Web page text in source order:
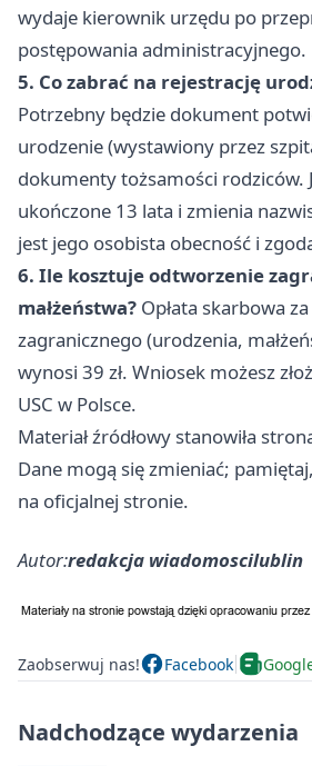
wydaje kierownik urzędu po
postępowania administracyjnego.
5. Co zabrać na rejestrację
Potrzebny będzie dokument
urodzenie (wystawiony przez
dokumenty tożsamości rodziców.
ukończone 13 lata i zmienia
jest jego osobista obecność i
6. Ile kosztuje odtworzenie
małżeństwa? Opłata skarbowa
zagranicznego (urodzenia,
wynosi 39 zł. Wniosek możesz
USC w Polsce.
Materiał źródłowy stanowiła
Dane mogą się zmieniać;
na oficjalnej stronie.
Autor:redakcja wiadomoscilublin
Zaobserwuj nas! Facebook
Nadchodzące wydarzenia